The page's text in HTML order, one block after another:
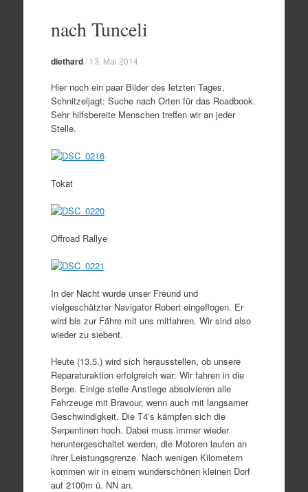
springennach Tunceli
diethard/ 13. Mai 2014
Hier noch ein paar Bilder des letzten Tages,
Schnitzeljagt: Suche nach Orten für das Roadbook.
Sehr hilfsbereite Menschen treffen wir an jeder
Stelle.
Tokat
Offroad Rallye
In der Nacht wurde unser Freund und
vielgeschätzter Navigator Robert eingeflogen. Er
wird bis zur Fähre mit uns mitfahren. Wir sind also
wieder zu siebent.
Heute (13.5.) wird sich herausstellen, ob unsere
Reparaturaktion erfolgreich war: Wir fahren in die
Berge. Einige steile Anstiege absolvieren alle
Fahrzeuge mit Bravour, wenn auch mit langsamer
Geschwindigkeit. Die T4’s kämpfen sich die
Serpentinen hoch. Dabei muss immer wieder
heruntergeschaltet werden, die Motoren laufen an
ihrer Leistungsgrenze. Nach wenigen Kilometern
kommen wir in einem wunderschönen kleinen Dorf
auf 2100m ü. NN an.